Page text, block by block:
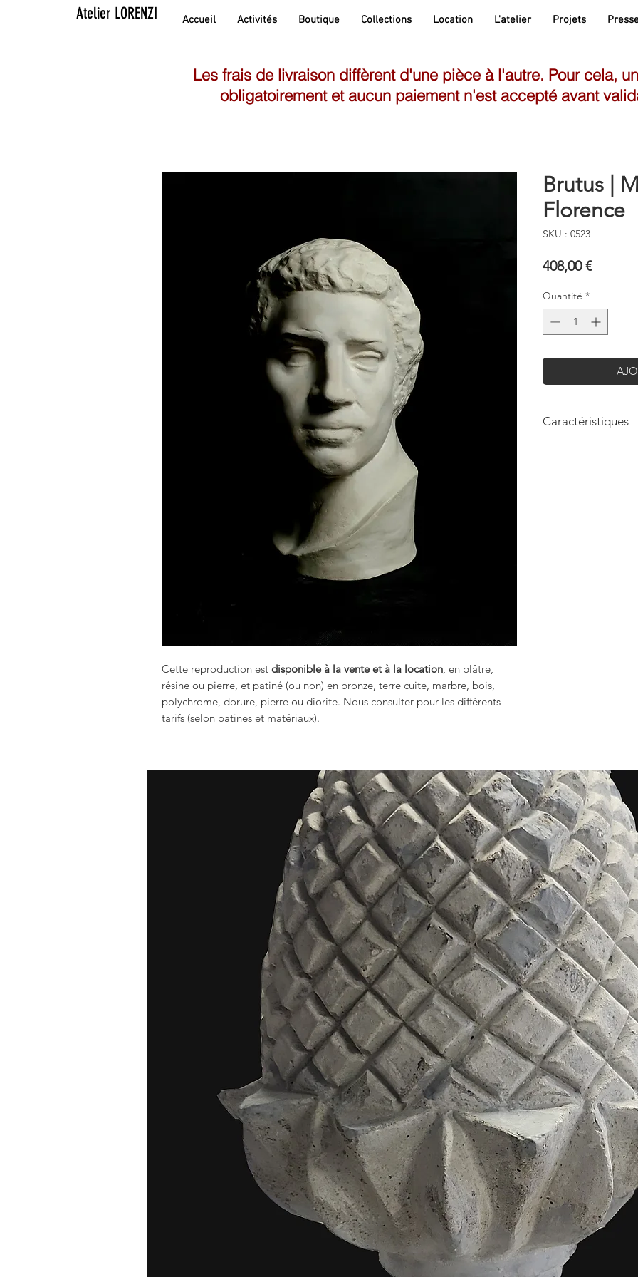
Atelier LORENZI Accueil Activités Boutique Collections Location L'atelier Projets
Cette reproduction est disponible à la vente et à la location, en plâtre,
résine ou pierre, et patiné (ou non) en bronze, terre cuite, marbre, bois,
polychrome, dorure, pierre ou diorite. Nous consulter pour les différents
tarifs (selon patines et matériaux).
Brutus |
Florence
SKU : 0523
408,00 €Prix
Quantité *
Caractéristiques
Les frais de livraison diffèrent d'une pièce à l'autre. Pour cela,
obligatoirement et aucun paiement n'est accepté avant